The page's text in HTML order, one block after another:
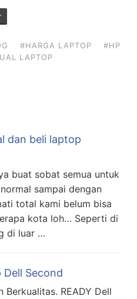
#HARGA LAPTOP
#HP
LAPTOP
dan beli laptop
buat sobat semua untuk
sampai dengan
total kami belum bisa
kota loh… Seperti di
di luar …
Dell Second
READY Dell